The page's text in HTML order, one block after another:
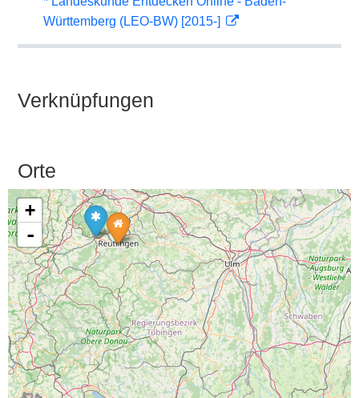
Württemberg (LEO-BW) [2015-]
Verknüpfungen
Orte
+
-